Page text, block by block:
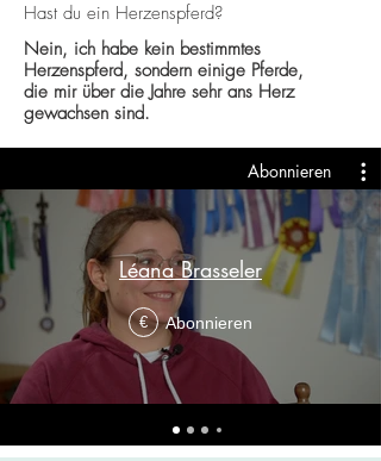
Hast du ein Herzenspferd?
Nein, ich habe kein bestimmtes
Herzenspferd, sondern einige Pferde,
die mir über die Jahre sehr ans Herz
gewachsen sind.
Abonnieren
Léana Brasseler
€ Abonnieren